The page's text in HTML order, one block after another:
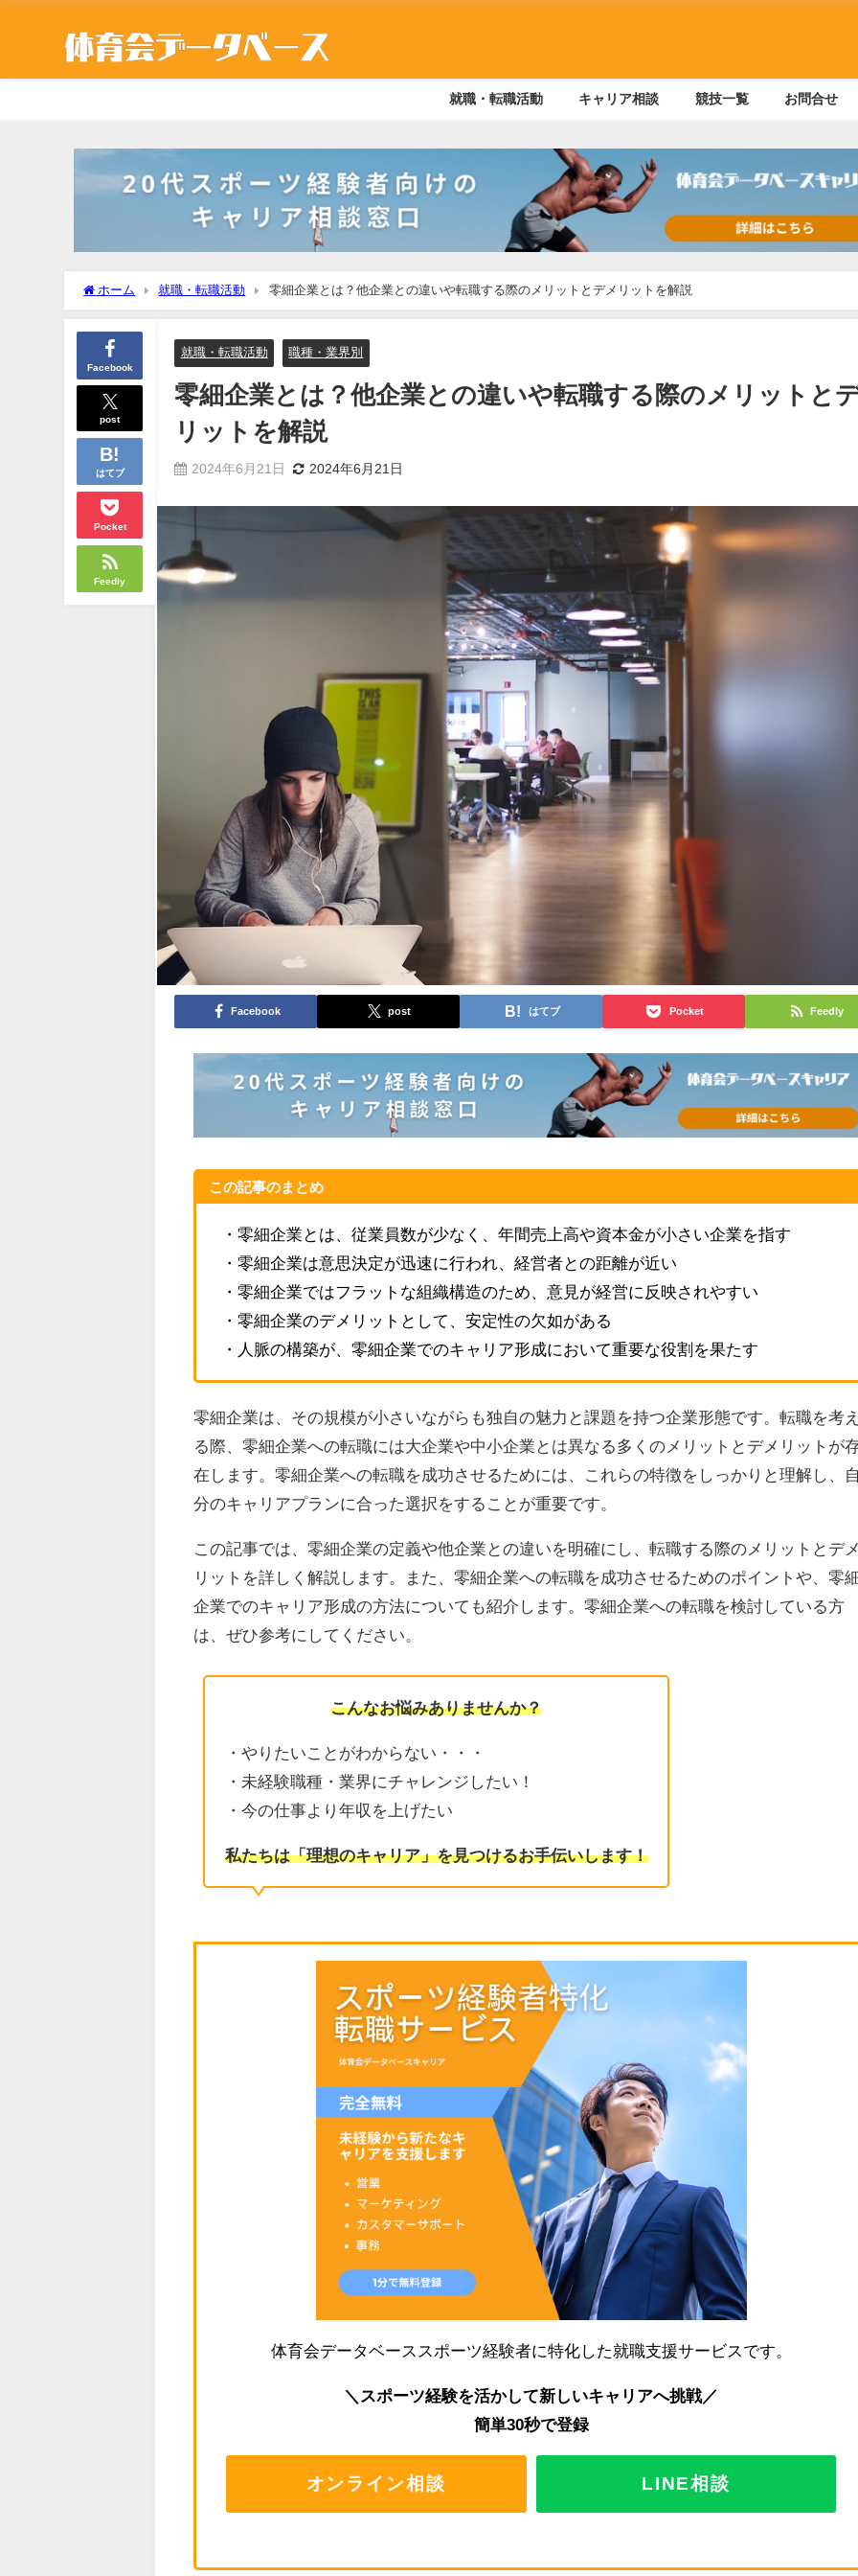
就職・転職活動 キャリア相談 競技一覧 お問合せ
ホーム 就職・転職活動 零細企業とは？他企業との違いや転職する際のメリットとデメリットを解説
Facebook
post
はてブ
Pocket
Feedly
就職・転職活動 職種・業界別
零細企業とは？他企業との違いや転職する際のメリットと
リットを解説
2024年6月21日 2024年6月21日
Facebook post はてブ Pocket Feedly
この記事のまとめ
・零細企業とは、従業員数が少なく、年間売上高や資本金が小さい企業を指す
・零細企業は意思決定が迅速に行われ、経営者との距離が近い
・零細企業ではフラットな組織構造のため、意見が経営に反映されやすい
・零細企業のデメリットとして、安定性の欠如がある
・人脈の構築が、零細企業でのキャリア形成において重要な役割を果たす
零細企業は、その規模が小さいながらも独自の魅力と課題を持つ企業形態です。転職を考え
る際、零細企業への転職には大企業や中小企業とは異なる多くのメリットとデメリットが
在します。零細企業への転職を成功させるためには、これらの特徴をしっかりと理解し、自
分のキャリアプランに合った選択をすることが重要です。
この記事では、零細企業の定義や他企業との違いを明確にし、転職する際のメリットとデメ
リットを詳しく解説します。また、零細企業への転職を成功させるためのポイントや、零
企業でのキャリア形成の方法についても紹介します。零細企業への転職を検討している方
は、ぜひ参考にしてください。
こんなお悩みありませんか？
・やりたいことがわからない・・・
・未経験職種・業界にチャレンジしたい！
・今の仕事より年収を上げたい
私たちは「理想のキャリア」を見つけるお手伝いします！
体育会データベーススポーツ経験者に特化した就職支援サービスです。
＼スポーツ経験を活かして新しいキャリアへ挑戦／
簡単30秒で登録
オンライン相談 LINE相談